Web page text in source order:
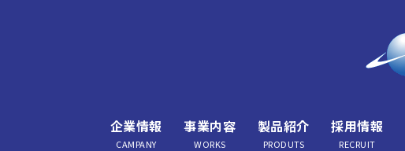
企業情報
CAMPANY
事業内容
WORKS
製品紹介
PRODUTS
採用情報
RECRUIT